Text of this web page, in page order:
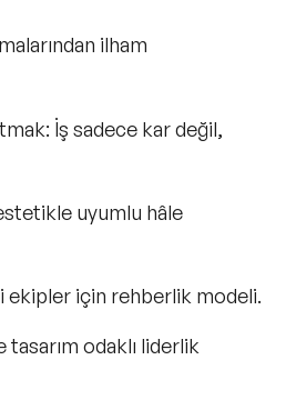
ilham
İş sadece kar değil,
uyumlu hâle
ekipler için rehberlik modeli.
odaklı liderlik